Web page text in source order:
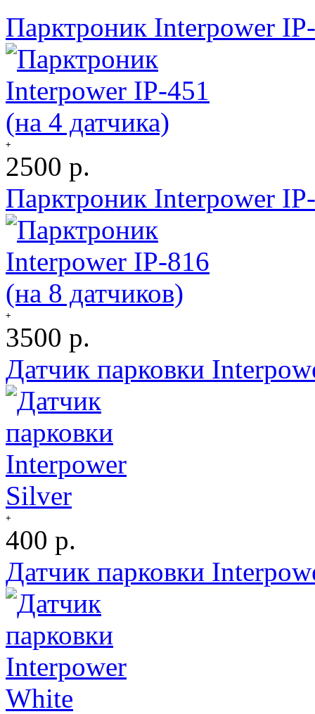
Парктроник Interpower
+
2500 р.
Парктроник Interpower
+
3500 р.
Датчик парковки
+
400 р.
Датчик парковки